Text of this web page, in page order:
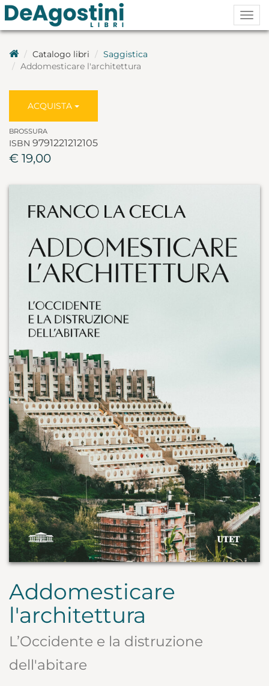
Catalogo libri
Saggistica
Addomesticare l'architettura
ACQUISTA
BROSSURA
ISBN 9791221212105
€ 19,00
Addomesticare
l'architettura
L’Occidente e la distruzione
dell'abitare